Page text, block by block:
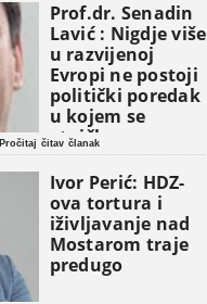
Prof.dr. Senadin
Lavić : Nigdje više
u razvijenoj
Evropi ne postoji
politički poredak
u kojem se
etničke grupe
pojavljuju kao
osnovne
političke jedinice
Pročitaj čitav članak
Ivor Perić: HDZ-
ova tortura i
iživljavanje nad
Mostarom traje
predugo